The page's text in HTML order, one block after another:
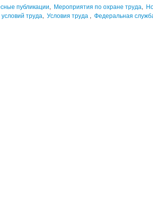
публикации, Мероприятия по охране труда,
труда, Условия труда , Федеральная